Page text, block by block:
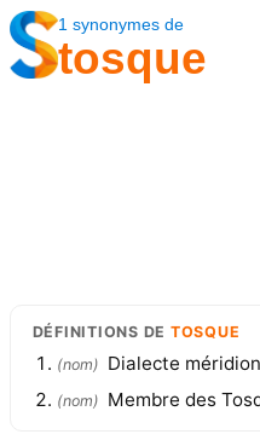
1 synonymes de
tosque
DÉFINITIONS DE TOSQUE
(nom) Dialecte
(nom) Membre des